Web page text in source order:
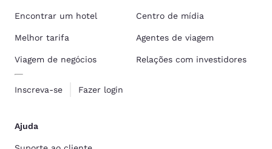
Encontrar um hotel
Melhor tarifa
Viagem de negócios
Inscreva-se Fazer login
Centro de mídia
Agentes de viagem
Relações com investidores
Ajuda